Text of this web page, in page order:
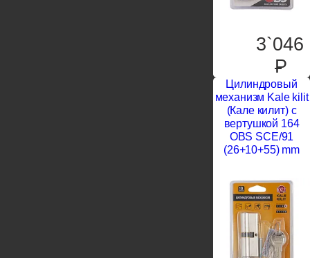
3`046
P
Цилиндровый
механизм Kale kilit
(Кале килит) с
вертушкой 164
OBS SCE/91
(26+10+55) mm